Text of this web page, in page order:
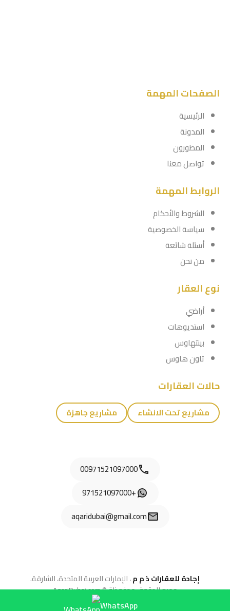
الصفحات المهمة
الرئيسية
المدونة
المطورون
تواصل معنا
الروابط المهمة
الشروط والأحكام
سياسة الخصوصية
أسئلة شائعة
من نحن
نوع العقار
أراضي
استديوهات
بينتهاوس
تاون هاوس
حالات العقارات
مشاريع تحت الانشاء مشاريع جاهزة
00971521097000
+971521097000
aqaridubai@gmail.com
إجادة للعقارات ذ م م، الإمارات العربية المتحدة، الشارقة.
جميع الحقوق محفوظة © AqariDubai.com
WhatsApp